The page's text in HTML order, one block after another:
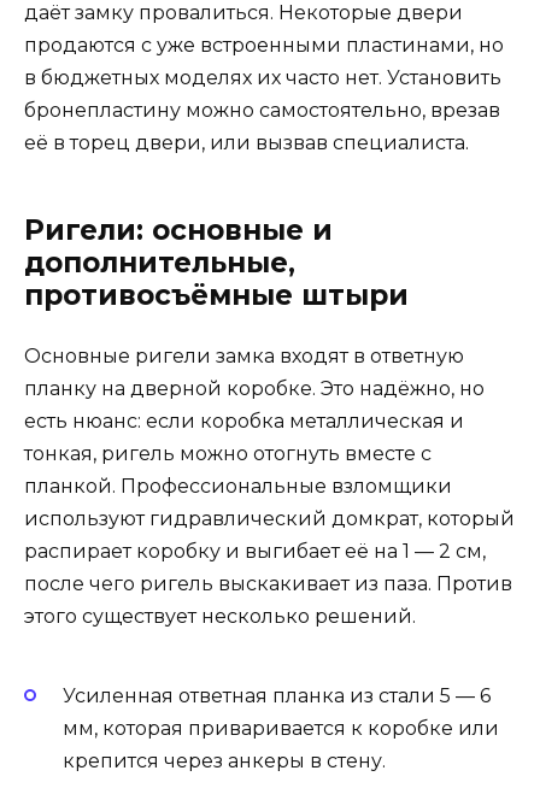
даёт замку провалиться. Некоторые двери
продаются с уже встроенными пластинами, но
в бюджетных моделях их часто нет. Установить
бронепластину можно самостоятельно, врезав
её в торец двери, или вызвав специалиста.
Ригели: основные и
дополнительные,
противосъёмные штыри
Основные ригели замка входят в ответную
планку на дверной коробке. Это надёжно, но
есть нюанс: если коробка металлическая и
тонкая, ригель можно отогнуть вместе с
планкой. Профессиональные взломщики
используют гидравлический домкрат, который
распирает коробку и выгибает её на 1 — 2 см,
после чего ригель выскакивает из паза. Против
этого существует несколько решений.
Усиленная ответная планка из стали 5 — 6
мм, которая приваривается к коробке или
крепится через анкеры в стену.